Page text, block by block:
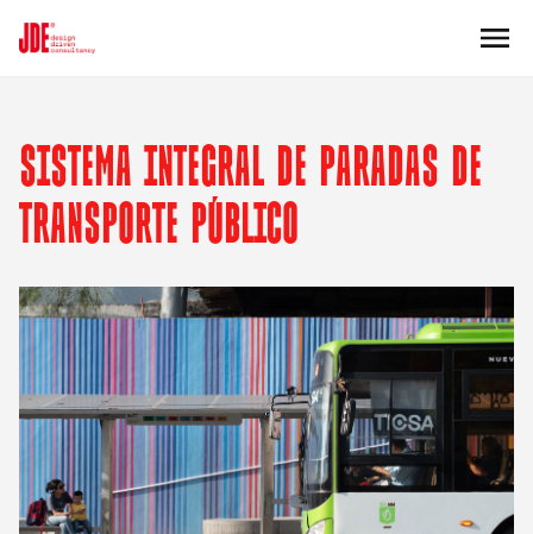
SISTEMA INTEGRAL DE PARADAS DE
TRANSPORTE PÚBLICO